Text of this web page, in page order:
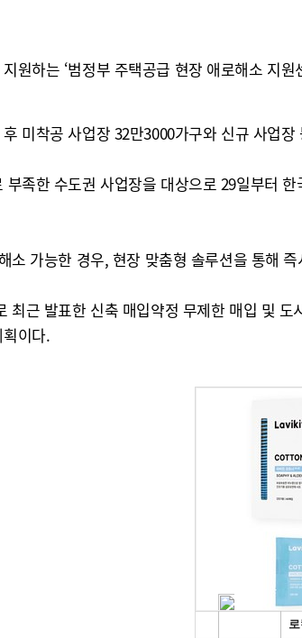
원하는 ‘범정부 주택공급 현장 애로해소 지
미착공 사업장 32만3000가구와 신규 사업
족한 수도권 사업장을 대상으로 29일부터
소 가능한 경우, 현장 맞춤형 솔루션을 통해
최근 발표한 신축 매입약정 무제한 매입 및
이다.